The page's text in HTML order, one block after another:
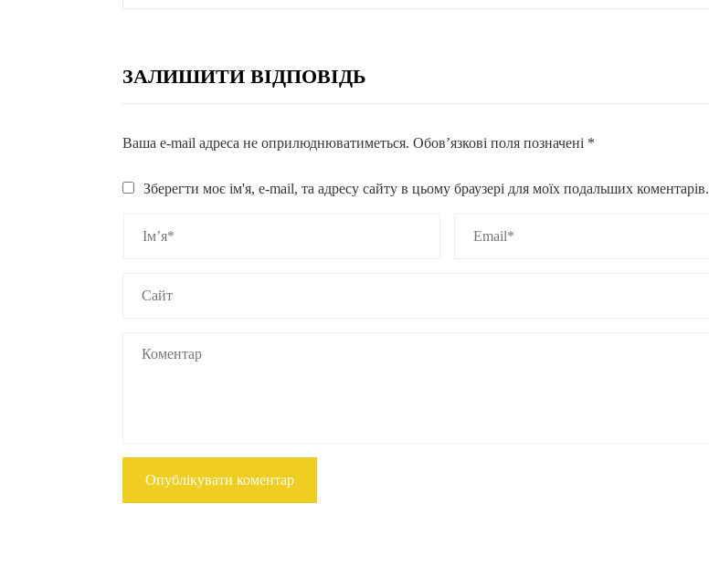
ЗАЛИШИТИ ВІДПОВІДЬ
Ваша e-mail адреса не оприлюднюватиметься. Обов’язкові поля позначені *
Зберегти моє ім'я, e-mail, та адресу сайту в цьому браузері для моїх подальших коментарів.